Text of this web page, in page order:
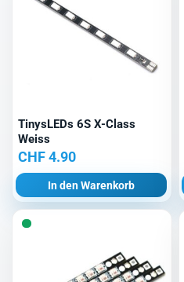
TinysLEDs 6S X-Class
Weiss
CHF4.90
In den Warenkorb